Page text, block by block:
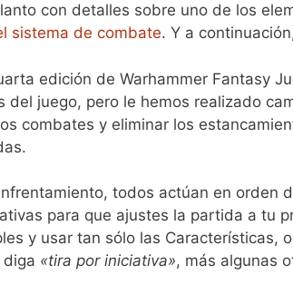
con detalles sobre uno de los
sistema de combate. Y a
edición de Warhammer Fantasy
del juego, pero le hemos realizado
combates y eliminar los
todos actúan en orden
para que ajustes la partida a tu
y usar tan sólo las Características,
«tira por iniciativa», más algunas